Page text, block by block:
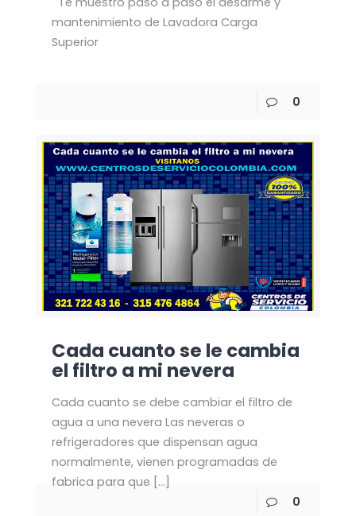
mantenimiento de Lavadora Carga
Superior
0
Cada cuanto se le cambia
el filtro a mi nevera
Cada cuanto se debe cambiar el filtro de
agua a una nevera Las neveras o
refrigeradores que dispensan agua
normalmente, vienen programadas de
fabrica para que […]
0